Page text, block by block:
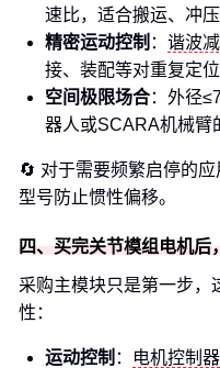
速比，适合搬运、冲
精密运动控制 ： 谐波
接、装配等对重复定
空间极限场合：外径
器人或SCARA机械臂
🔄 对于需要频繁启停的
型号防止惯性偏移。
四、买完关节模组电机后
采购主模块只是第一步，
性：
运动控制 ： 电机控制器